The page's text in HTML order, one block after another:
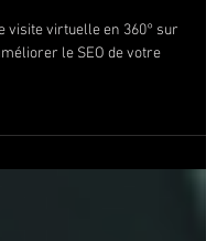
le SEO de votre